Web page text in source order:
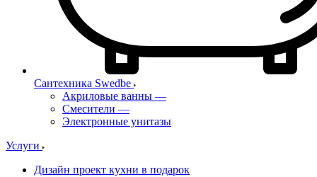
Сантехника Swedbe
Акриловые ванны —
Смесители —
Электронные унитазы
Услуги
Дизайн проект кухни в подарок